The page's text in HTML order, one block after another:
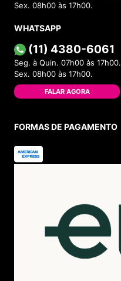
Sex. 08h00 às 17h00.
WHATSAPP
(11) 4380-6061
Seg. à Quin. 07h00 às 17h00.
Sex. 08h00 às 17h00.
FALAR AGORA
FORMAS DE PAGAMENTO